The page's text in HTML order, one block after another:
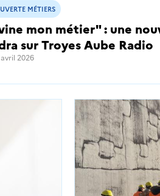
mon métier" : une
sur Troyes Aube Radio
MÉTIERS
2026